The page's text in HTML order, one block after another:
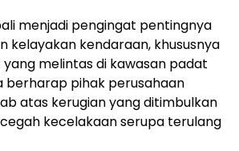
menjadi pengingat pentingnya
kelayakan kendaraan, khususnya
melintas di kawasan padat
berharap pihak perusahaan
atas kerugian yang ditimbulkan
kecelakaan serupa terulang